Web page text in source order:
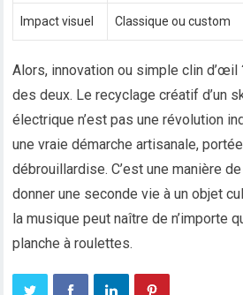
Impact visuel Classique ou custom
Alors, innovation ou simple clin d’œil
des deux. Le recyclage créatif d’un
électrique n’est pas une révolution
une vraie démarche artisanale,
débrouillardise. C’est une manière
donner une seconde vie à un objet
la musique peut naître de n’importe
planche à roulettes.